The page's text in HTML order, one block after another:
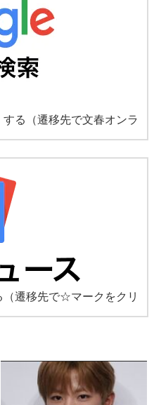
する
（遷移先で文春オンラ
（遷移先で☆マークをクリ